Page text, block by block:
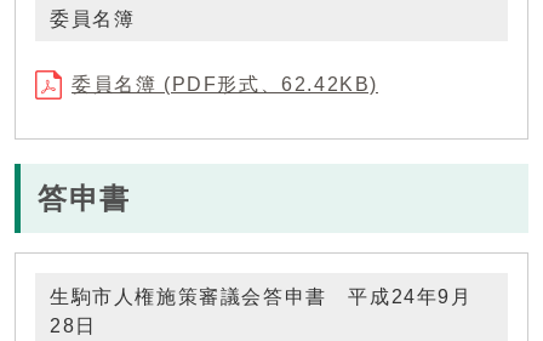
委員名簿
委員名簿 (PDF形式、62.42KB)
答申書
生駒市人権施策審議会答申書 平成24年9月
28日